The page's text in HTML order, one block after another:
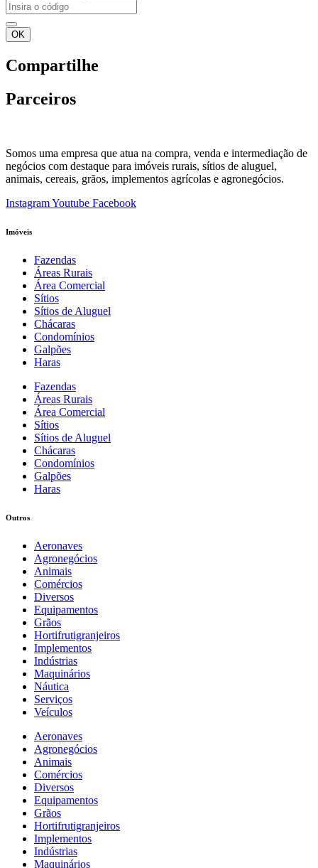
OK
Compartilhe
Parceiros
Somos uma empresa que atua na compra, venda e intermediação de
negócios com destaque para imóveis rurais, sítios de aluguel,
animais, cereais, grãos, implementos agrícolas e agronegócios.
InstagramYoutube Facebook
Imóveis
Fazendas
Áreas Rurais
Área Comercial
Sítios
Sítios de Aluguel
Chácaras
Condomínios
Galpões
Haras
Fazendas
Áreas Rurais
Área Comercial
Sítios
Sítios de Aluguel
Chácaras
Condomínios
Galpões
Haras
Outros
Aeronaves
Agronegócios
Animais
Comércios
Diversos
Equipamentos
Grãos
Hortifrutigranjeiros
Implementos
Indústrias
Maquinários
Náutica
Serviços
Veículos
Aeronaves
Agronegócios
Animais
Comércios
Diversos
Equipamentos
Grãos
Hortifrutigranjeiros
Implementos
Indústrias
Maquinários